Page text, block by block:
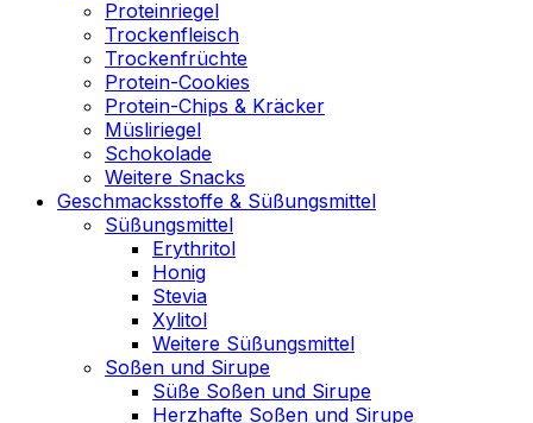
Proteinriegel
Trockenfleisch
Trockenfrüchte
Protein-Cookies
Protein-Chips & Kräcker
Müsliriegel
Schokolade
Weitere Snacks
Geschmacksstoffe & Süßungsmittel
Süßungsmittel
Erythritol
Honig
Stevia
Xylitol
Weitere Süßungsmittel
Soßen und Sirupe
Süße Soßen und Sirupe
Herzhafte Soßen und Sirupe